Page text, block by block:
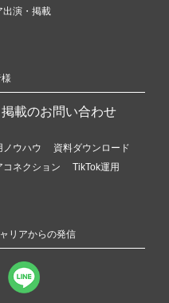
出演・掲載
掲載のお問い合わせ
ノウハウ
資料ダウンロード
コネクション
TikTok運用
リアからの発信